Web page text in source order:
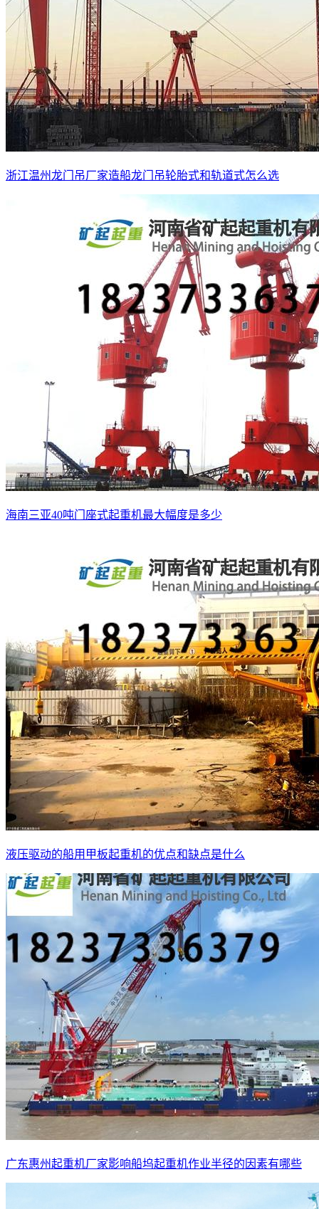
浙江温州龙门吊厂家造船龙门吊轮胎式和轨道式怎么选
海南三亚40吨门座式起重机最大幅度是多少
液压驱动的船用甲板起重机的优点和缺点是什么
广东惠州起重机厂家影响船坞起重机作业半径的因素有哪些